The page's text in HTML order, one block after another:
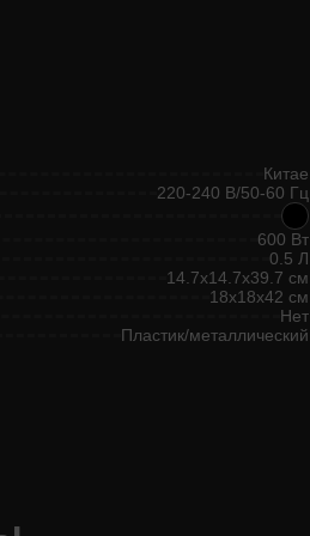
Китае
220-240 В/50-60 Гц
600 Вт
0.5 Л
14.7x14.7x39.7 см
18x18x42 см
Нет
Пластик/металлический